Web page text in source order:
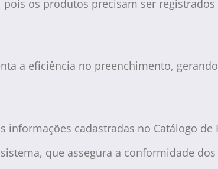
os produtos precisam ser
a eficiência no preenchimento,
informações cadastradas no Catálogo de
que assegura a conformidade